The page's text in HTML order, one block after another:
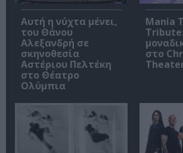
Αυτή η νύχτα μένει,
του Θάνου
Αλεξανδρή σε
σκηνοθεσία
Αστέριου Πελτέκη
στο Θέατρο
Ολύμπια
Mania
στο